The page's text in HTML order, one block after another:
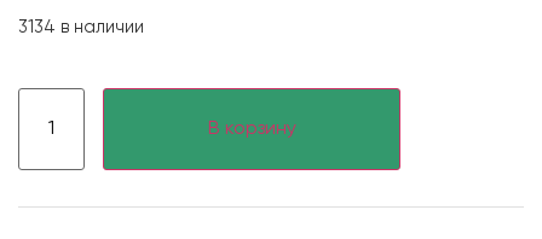
3134 в наличии
В корзину